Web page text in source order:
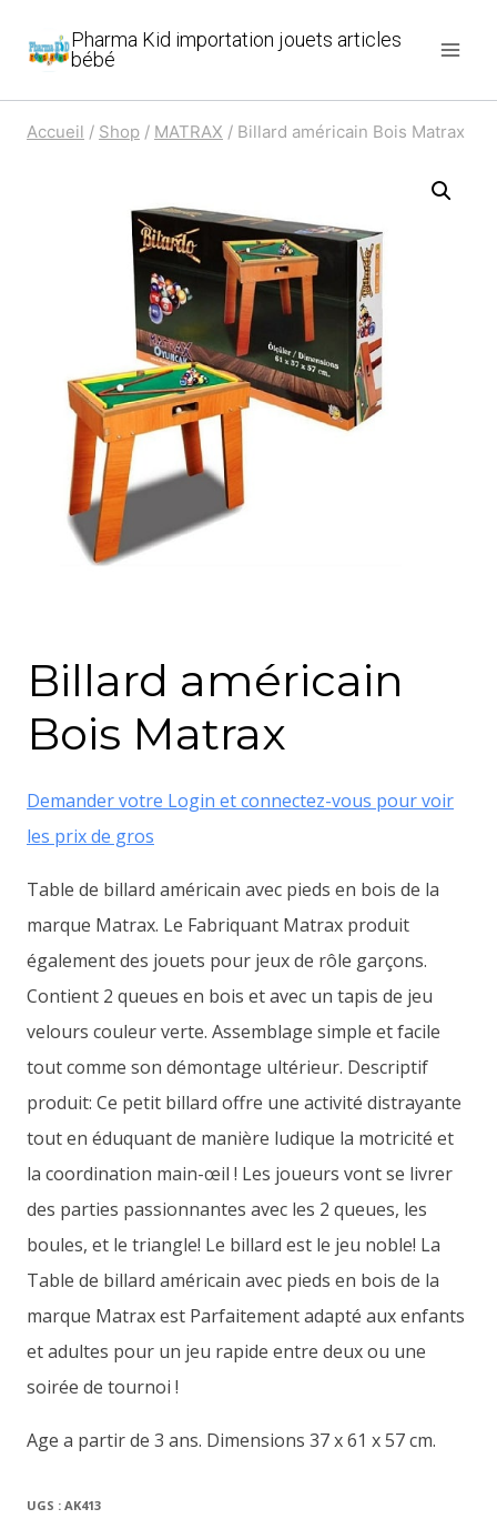
Pharma Kid importation jouets articles
bébé
Accueil / Shop / MATRAX / Billard américain Bois Matrax
Billard américain
Bois Matrax
Demander votre Login et connectez-vous pour voir
les prix de gros
Table de billard américain avec pieds en bois de la
marque Matrax. Le Fabriquant Matrax produit
également des jouets pour jeux de rôle garçons.
Contient 2 queues en bois et avec un tapis de jeu
velours couleur verte. Assemblage simple et facile
tout comme son démontage ultérieur. Descriptif
produit: Ce petit billard offre une activité distrayante
tout en éduquant de manière ludique la motricité et
la coordination main-œil ! Les joueurs vont se livrer
des parties passionnantes avec les 2 queues, les
boules, et le triangle! Le billard est le jeu noble! La
Table de billard américain avec pieds en bois de la
marque Matrax est Parfaitement adapté aux enfants
et adultes pour un jeu rapide entre deux ou une
soirée de tournoi !
Age a partir de 3 ans. Dimensions 37 x 61 x 57 cm.
UGS : AK413